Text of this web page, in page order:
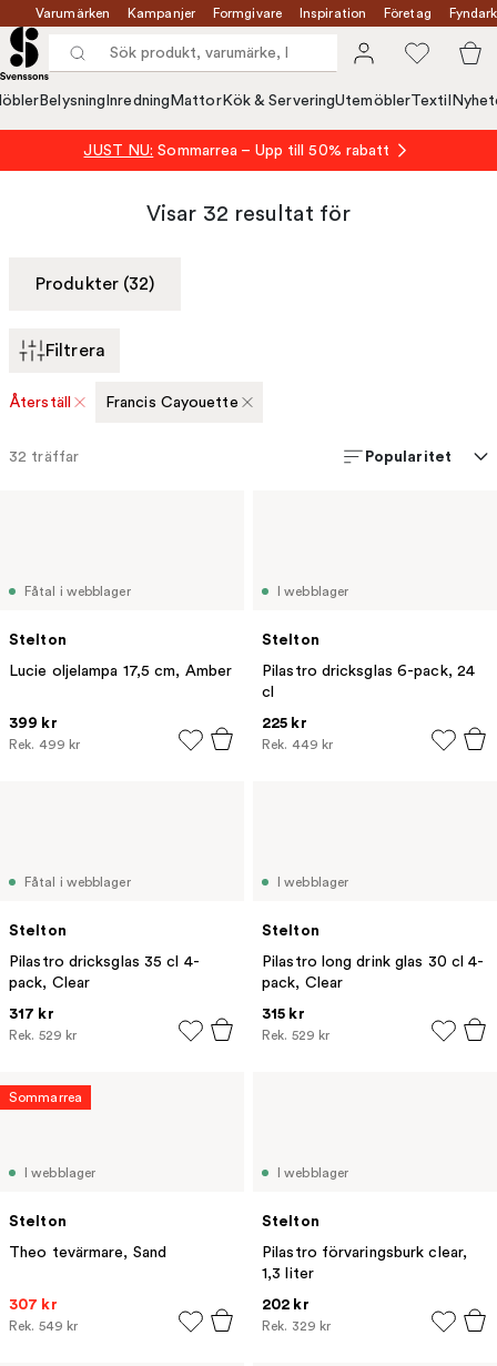
Varumärken Kampanjer Formgivare Inspiration Företag
Belysning Inredning MattorKök & ServeringUtemöblerTextil
JUST NU: Sommarrea – Upp till 50% rabatt
Visar 32 resultat för
Produkter (32)
Filtrera
Återställ Francis Cayouette
32 träffar Popularitet
Fåtal i webblager
Stelton
Lucie oljelampa 17,5 cm, Amber
399 kr
Rek. 499 kr
I webblager
Stelton
Pilastro dricksglas 6-pack, 24
cl
225 kr
Rek. 449 kr
Fåtal i webblager
Stelton
Pilastro dricksglas 35 cl 4-
pack, Clear
317 kr
Rek. 529 kr
I webblager
Stelton
Pilastro long drink glas 30 cl 4-
pack, Clear
315 kr
Rek. 529 kr
I webblager
Stelton
Theo tevärmare, Sand
307 kr
Rek. 549 kr
Sommarrea
I webblager
Stelton
Pilastro förvaringsburk clear,
1,3 liter
202 kr
Rek. 329 kr